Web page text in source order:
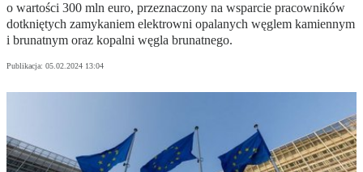
o wartości 300 mln euro, przeznaczony na wsparcie pracowników
dotkniętych zamykaniem elektrowni opalanych węglem kamiennym
i brunatnym oraz kopalni węgla brunatnego.
Publikacja: 05.02.2024 13:04